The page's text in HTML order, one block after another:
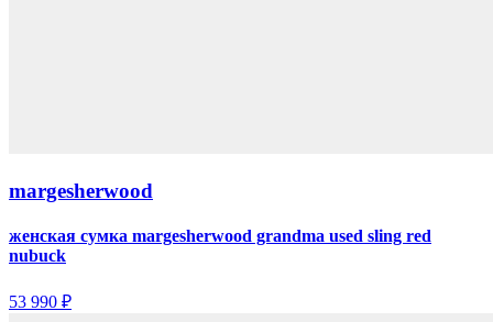
margesherwood
женская сумка margesherwood grandma used sling red
nubuck
53 990 ₽